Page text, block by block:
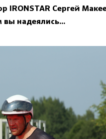
Сергей
вы надеялись...